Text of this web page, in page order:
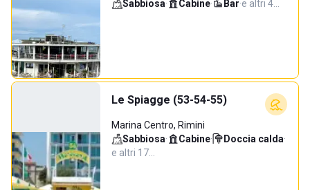
Sabbiosa· Cabine· Bar·e altri 4…
Le Spiagge (53-54-55)
Marina Centro, Rimini
Sabbiosa· Cabine· Doccia calda·
e altri 17…